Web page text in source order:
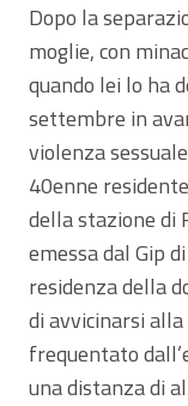
Dopo la
moglie, con
quando lei lo ha
settembre in
violenza
40enne
della stazione di
emessa dal Gip
residenza della
di avvicinarsi
frequentato
una distanza di